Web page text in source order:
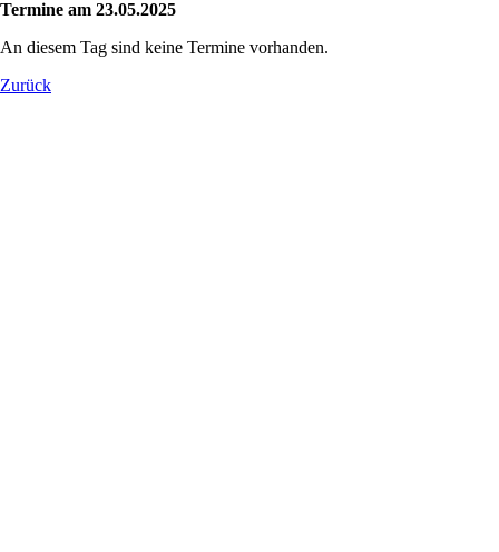
Termine am 23.05.2025
An diesem Tag sind keine Termine vorhanden.
Zurück